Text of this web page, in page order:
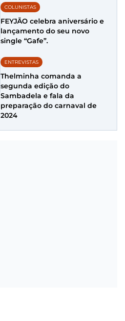
COLUNISTAS
FEYJÃO celebra aniversário e
lançamento do seu novo
single “Gafe”.
ENTREVISTAS
Thelminha comanda a
segunda edição do
Sambadela e fala da
preparação do carnaval de
2024